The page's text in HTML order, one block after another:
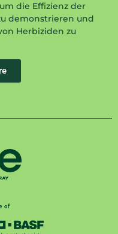
die Effizienz der
demonstrieren und
Herbiziden zu